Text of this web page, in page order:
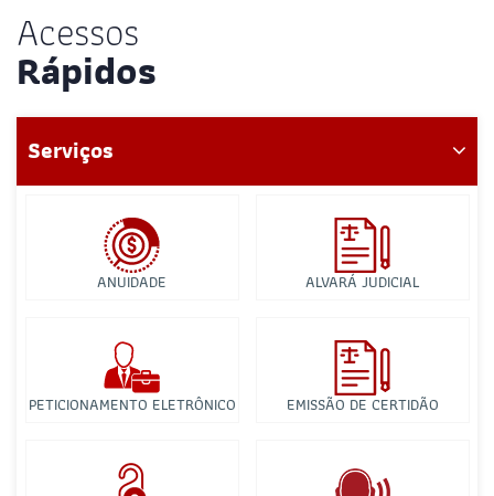
Acessos
Rápidos
Serviços
ANUIDADE ALVARÁ JUDICIAL
PETICIONAMENTO ELETRÔNICO EMISSÃO DE CERTIDÃO